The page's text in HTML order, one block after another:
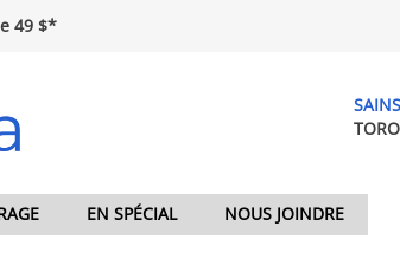
49 $*
EN SPÉCIAL NOUS JOINDRE